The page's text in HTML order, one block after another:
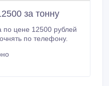
за тонну
по телефону.